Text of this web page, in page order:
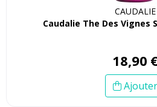
CAUDALIE
Caudalie The Des Vignes
18,90
Ajouter